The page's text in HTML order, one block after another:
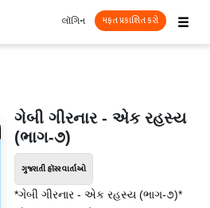
☰
લૉગિન મફત પ્રકાશિત કરો
ગેબી ગીરનાર - એક રહસ્ય
(ભાગ-૭)
ગુજરાતી હૉરર વાર્તાઓ
*ગેબી ગીરનાર - એક રહસ્ય (ભાગ-૭)*